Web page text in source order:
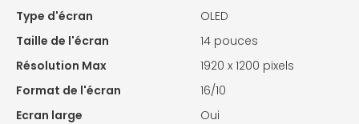
Type d'écran
OLED
Taille de l'écran
14 pouces
Résolution Max
1920 x 1200 pixels
Format de l'écran
16/10
Ecran large
Oui